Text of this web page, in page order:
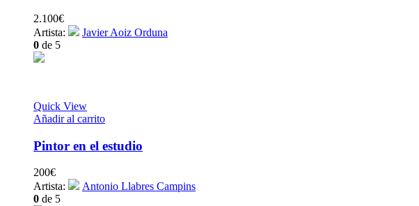
2.100€
Artista:
Javier Aoiz Orduna
0 de 5
Quick View
Añadir al carrito
Pintor en el estudio
200€
Artista:
Antonio Llabres Campins
0 de 5